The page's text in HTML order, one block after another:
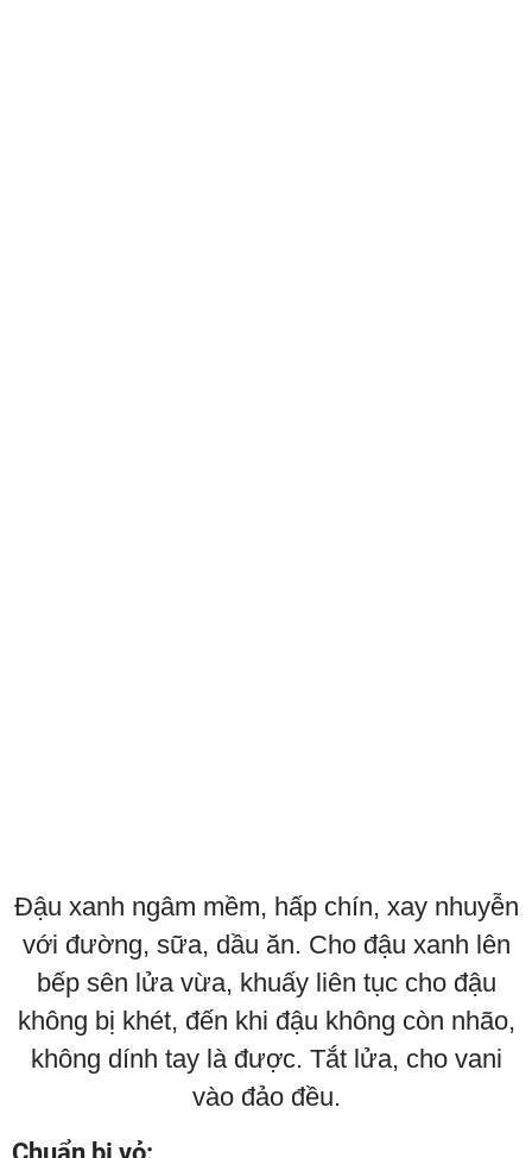
Đậu xanh ngâm mềm, hấp chín, xay nhuyễn
với đường, sữa, dầu ăn. Cho đậu xanh lên
bếp sên lửa vừa, khuấy liên tục cho đậu
không bị khét, đến khi đậu không còn nhão,
không dính tay là được. Tắt lửa, cho vani
vào đảo đều.